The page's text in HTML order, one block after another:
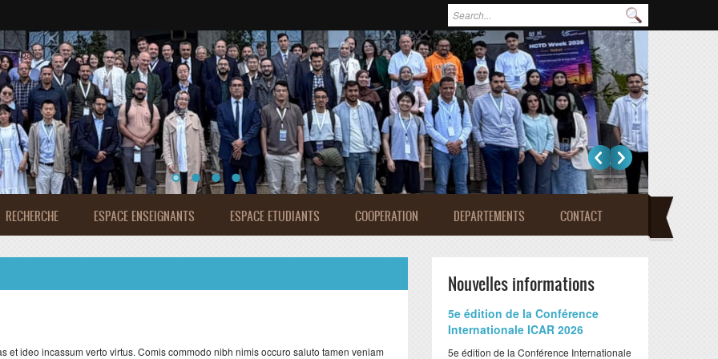
Formulaire de recherche
Rabat
RECHERCHE ESPACE ENSEIGNANTS ESPACE ETUDIANTS COOPERATION DEPARTEMENTS CONTACT
et ideo incassum verto virtus. Comis commodo nibh nimis occuro saluto tamen veniam
Nouvelles informations
​5e édition de la Conférence
Internationale ICAR 2026
​5e édition de la Conférence Internationale